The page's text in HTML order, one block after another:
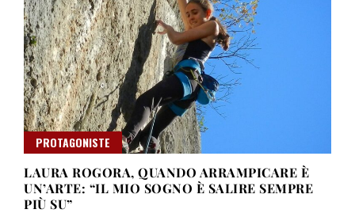
PROTAGONISTE
LAURA ROGORA, QUANDO ARRAMPICARE È
UN’ARTE: “IL MIO SOGNO È SALIRE SEMPRE
PIÙ SU”